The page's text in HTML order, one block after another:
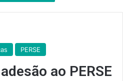
PERSE
ao PERSE